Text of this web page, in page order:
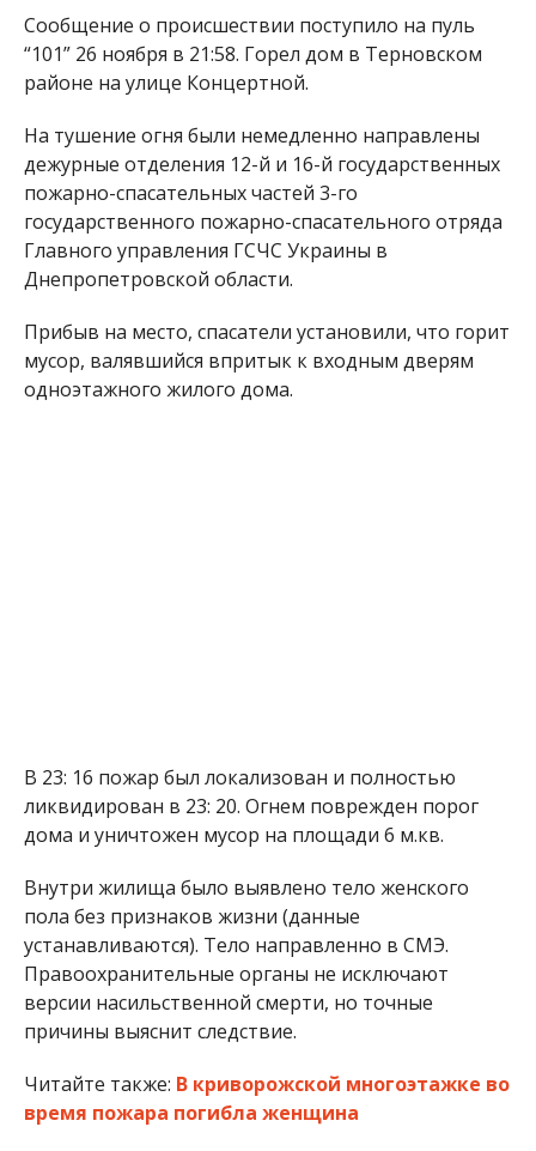
Сообщение о происшествии поступило на пуль
“101” 26 ноября в 21:58. Горел дом в Терновском
районе на улице Концертной.
На тушение огня были немедленно направлены
дежурные отделения 12-й и 16-й государственных
пожарно-спасательных частей 3-го
государственного пожарно-спасательного отряда
Главного управления ГСЧС Украины в
Днепропетровской области.
Прибыв на место, спасатели установили, что горит
мусор, валявшийся впритык к входным дверям
одноэтажного жилого дома.
В 23: 16 пожар был локализован и полностью
ликвидирован в 23: 20. Огнем поврежден порог
дома и уничтожен мусор на площади 6 м.кв.
Внутри жилища было выявлено тело женского
пола без признаков жизни (данные
устанавливаются). Тело направленно в СМЭ.
Правоохранительные органы не исключают
версии насильственной смерти, но точные
причины выяснит следствие.
Читайте также: В криворожской многоэтажке во
время пожара погибла женщина